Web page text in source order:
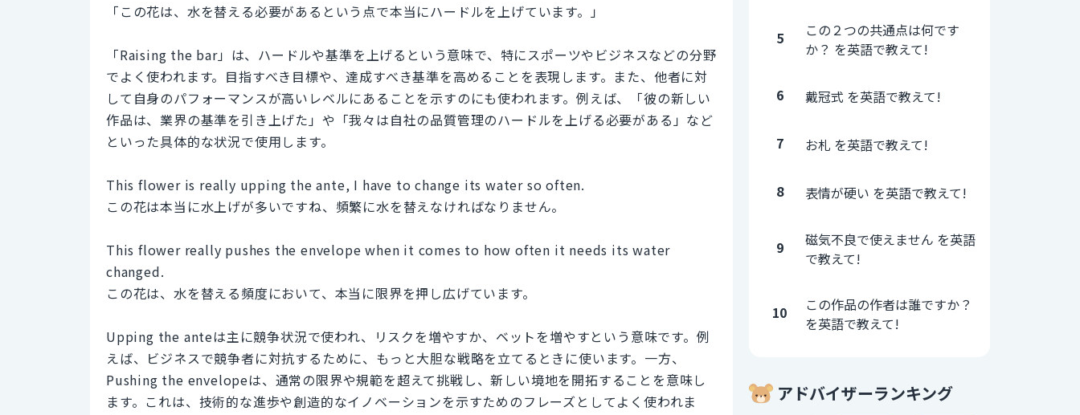
「この花は、水を替える必要があるという点で本当にハードルを上げています。」
「Raising the bar」は、ハードルや基準を上げるという意味で、特にスポーツやビジネスなどの分野
でよく使われます。目指すべき目標や、達成すべき基準を高めることを表現します。また、他者に対
して自身のパフォーマンスが高いレベルにあることを示すのにも使われます。例えば、「彼の新しい
作品は、業界の基準を引き上げた」や「我々は自社の品質管理のハードルを上げる必要がある」など
といった具体的な状況で使用します。
This flower is really upping the ante, I have to change its water so often.
この花は本当に水上げが多いですね、頻繁に水を替えなければなりません。
This flower really pushes the envelope when it comes to how often it needs its water
changed.
この花は、水を替える頻度において、本当に限界を押し広げています。
Upping the anteは主に競争状況で使われ、リスクを増やすか、ベットを増やすという意味です。例
えば、ビジネスで競争者に対抗するために、もっと大胆な戦略を立てるときに使います。一方、
Pushing the envelopeは、通常の限界や規範を超えて挑戦し、新しい境地を開拓することを意味し
ます。これは、技術的な進歩や創造的なイノベーションを示すためのフレーズとしてよく使われま
5
この２つの共通点は何です
か？ を英語で教えて!
6 戴冠式 を英語で教えて!
7 お札 を英語で教えて!
8 表情が硬い を英語で教えて!
9
磁気不良で使えません を英語
で教えて!
10
この作品の作者は誰ですか？
を英語で教えて!
アドバイザーランキング